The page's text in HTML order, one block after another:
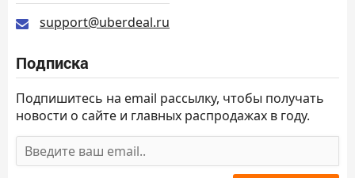
support@uberdeal.ru
Подписка
Подпишитесь на email рассылку, чтобы получать
новости о сайте и главных распродажах в году.